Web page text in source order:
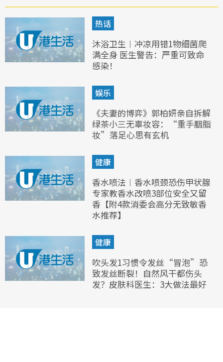
热话
沐浴卫生︱冲凉用错1物细菌爬
满全身 医生警告：严重可致命
感染！
娱乐
《夫妻的博弈》郭柏妍亲自拆解
绿茶小三无辜妆容：“重手胭脂
妆”落足心思有玄机
健康
香水喷法︱香水喷颈恐伤甲状腺
专家教香水改喷3部位安全又留
香【附4款消委会高分无致敏香
水推荐】
健康
吹头发1习惯令发丝“冒泡”恐
致发丝断裂！自然风干都伤头
发？皮肤科医生：3大做法最好